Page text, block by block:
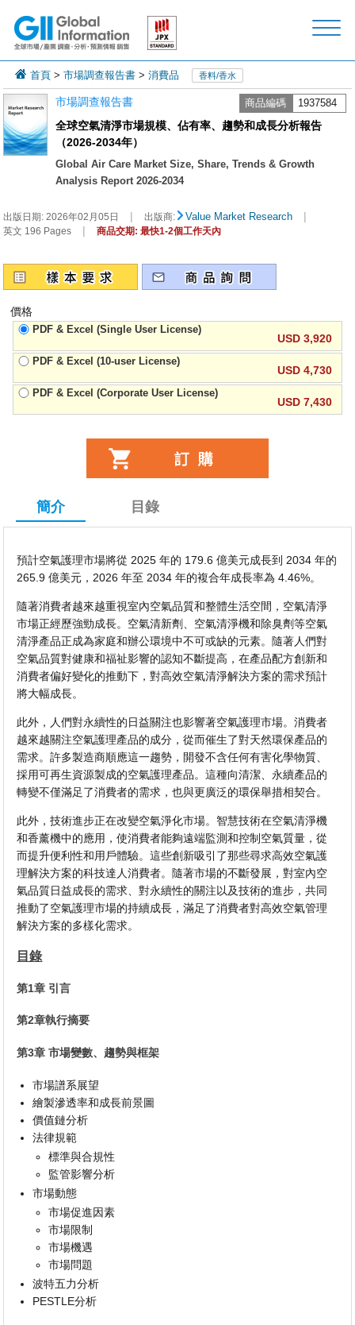
首頁 >市場調查報告書 >消費品 香料/香水
市場調查報告書 商品編碼 1937584
全球空氣清淨市場規模、佔有率、趨勢和成長分析報告
（2026-2034年）
Global Air Care Market Size, Share, Trends & Growth
Analysis Report 2026-2034
出版日期:2026年02月05日 | 出版商: Value Market Research |
英文 196 Pages | 商品交期: 最快1-2個工作天內
價格
PDF & Excel (Single User License)
USD 3,920
PDF & Excel (10-user License)
USD 4,730
PDF & Excel (Corporate User License)
USD 7,430
簡介 目錄
預計空氣護理市場將從 2025 年的 179.6 億美元成長到 2034 年的
265.9 億美元，2026 年至 2034 年的複合年成長率為 4.46%。
隨著消費者越來越重視室內空氣品質和整體生活空間，空氣清淨
市場正經歷強勁成長。空氣清新劑、空氣清淨機和除臭劑等空氣
清淨產品正成為家庭和辦公環境中不可或缺的元素。隨著人們對
空氣品質對健康和福祉影響的認知不斷提高，在產品配方創新和
消費者偏好變化的推動下，對高效空氣清淨解決方案的需求預計
將大幅成長。
此外，人們對永續性的日益關注也影響著空氣護理市場。消費者
越來越關注空氣護理產品的成分，從而催生了對天然環保產品的
需求。許多製造商順應這一趨勢，開發不含任何有害化學物質、
採用可再生資源製成的空氣護理產品。這種向清潔、永續產品的
轉變不僅滿足了消費者的需求，也與更廣泛的環保舉措相契合。
此外，技術進步正在改變空氣淨化市場。智慧技術在空氣清淨機
和香薰機中的應用，使消費者能夠遠端監測和控制空氣質量，從
而提升便利性和用戶體驗。這些創新吸引了那些尋求高效空氣護
理解決方案的科技達人消費者。隨著市場的不斷發展，對室內空
氣品質日益成長的需求、對永續性的關注以及技術的進步，共同
推動了空氣護理市場的持續成長，滿足了消費者對高效空氣管理
解決方案的多樣化需求。
目錄
第1章 引言
第2章執行摘要
第3章 市場變數、趨勢與框架
市場譜系展望
繪製滲透率和成長前景圖
價值鏈分析
法律規範
標準與合規性
監管影響分析
市場動態
市場促進因素
市場限制
市場機遇
市場問題
波特五力分析
PESTLE分析